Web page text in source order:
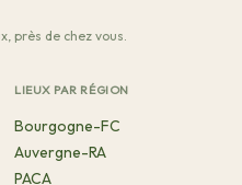
près de chez vous.
LIEUX PAR RÉGION
Bourgogne-FC
Auvergne-RA
PACA